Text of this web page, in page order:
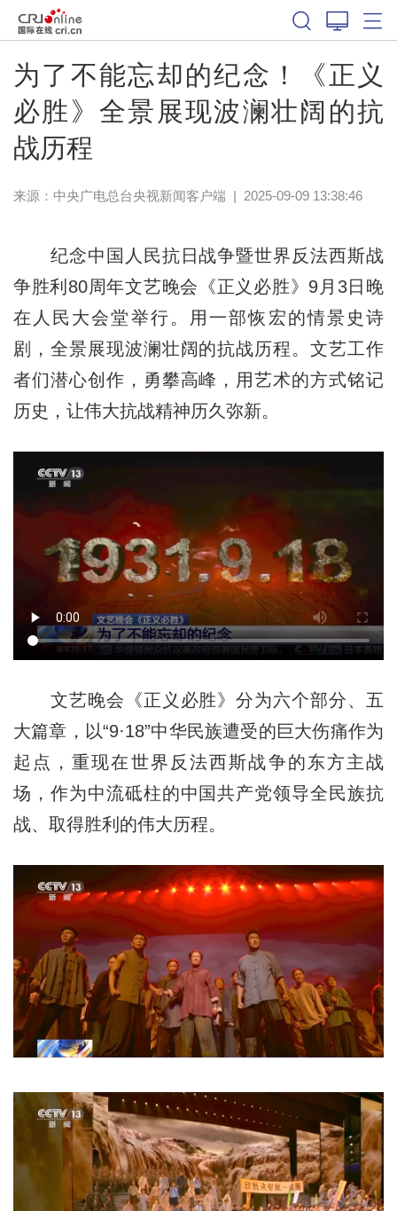
为了不能忘却的纪念！《正义
必胜》全景展现波澜壮阔的抗
战历程
来源： 中央广电总台央视新闻客户端 | 2025-09-09 13:38:46
纪念中国人民抗日战争暨世界反法西斯战
争胜利80周年文艺晚会《正义必胜》9月3日晚
在人民大会堂举行。用一部恢宏的情景史诗
剧，全景展现波澜壮阔的抗战历程。文艺工作
者们潜心创作，勇攀高峰，用艺术的方式铭记
历史，让伟大抗战精神历久弥新。
文艺晚会《正义必胜》分为六个部分、五
大篇章，以“9·18”中华民族遭受的巨大伤痛作为
起点，重现在世界反法西斯战争的东方主战
场，作为中流砥柱的中国共产党领导全民族抗
战、取得胜利的伟大历程。